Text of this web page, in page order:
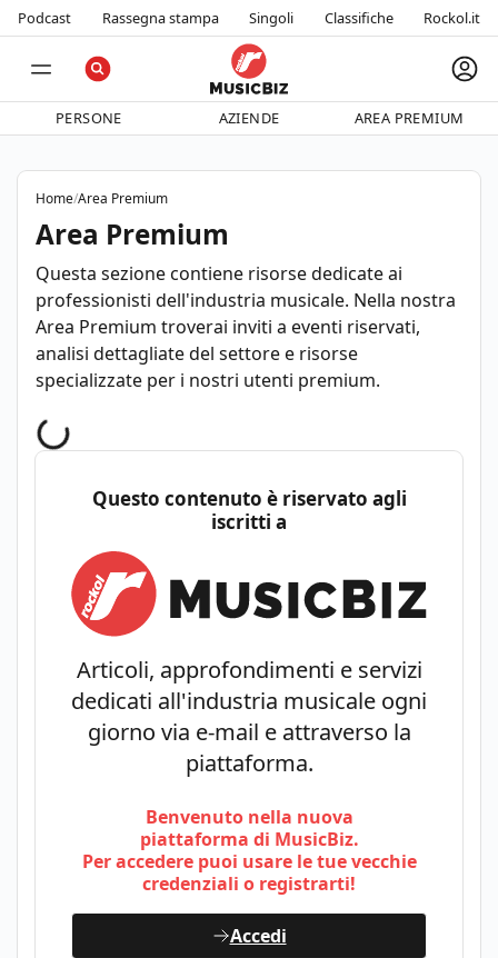
Podcast Rassegna stampa Singoli Classifiche Rockol.it
PERSONE AZIENDE AREA PREMIUM
Home/Area Premium
Area Premium
Questa sezione contiene risorse dedicate ai
professionisti dell'industria musicale. Nella nostra
Area Premium troverai inviti a eventi riservati,
analisi dettagliate del settore e risorse
specializzate per i nostri utenti premium.
Questo contenuto è riservato agli
iscritti a
Articoli, approfondimenti e servizi
dedicati all'industria musicale ogni
giorno via e-mail e attraverso la
piattaforma.
Benvenuto nella nuova
piattaforma di MusicBiz.
Per accedere puoi usare le tue vecchie
credenziali o registrarti!
Accedi